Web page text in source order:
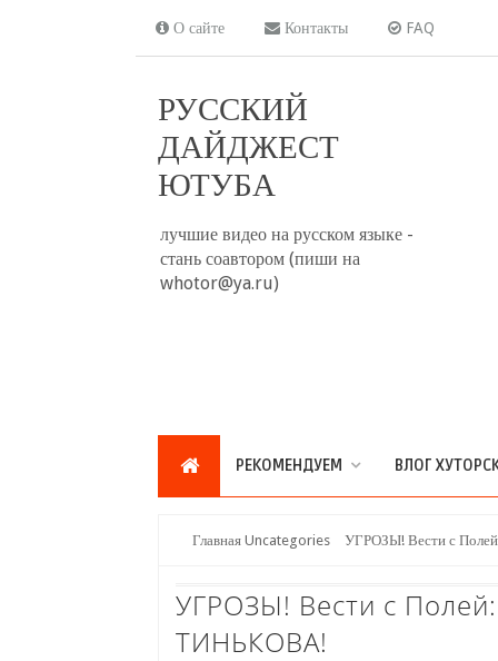
О сайте Контакты FAQ
РУССКИЙ
ДАЙДЖЕСТ
ЮТУБА
лучшие видео на русском языке -
стань соавтором (пиши на
whotor@ya.ru)
РЕКОМЕНДУЕМ ВЛОГ
Главная Uncategories УГРОЗЫ! Вести с
УГРОЗЫ! Вести с
ТИНЬКОВА!